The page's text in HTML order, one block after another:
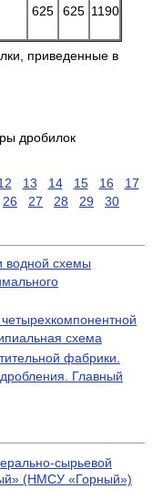
625 625 1190
приведенные в
дробилок
13 14 15 16
17
26 27 28 29 30
водной схемы
схема
фабрики.
Главный
сырьевой
(НМСУ «Горный»)